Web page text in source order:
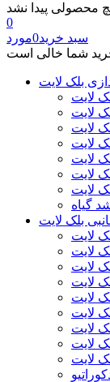
محصولی پیدا نشد
0
سبد خرید0مورد
بلک لایت
لایت
لایت
لایت
لایت
لایت
لایت
لایت
گیاه
بلک لایت
لایت
لایت
لایت
لایت
لایت
لایت
لایت
لایت
لایت